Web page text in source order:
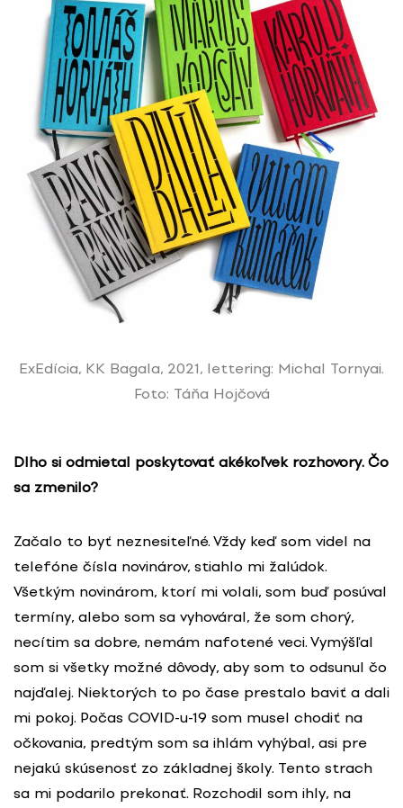
ExEdícia, KK Bagala, 2021, lettering: Michal Tornyai.
Foto: Táňa Hojčová
Dlho si odmietal poskytovať akékoľvek rozhovory. Čo
sa zmenilo?
Začalo to byť neznesiteľné. Vždy keď som videl na
telefóne čísla novinárov, stiahlo mi žalúdok.
Všetkým novinárom, ktorí mi volali, som buď posúval
termíny, alebo som sa vyhováral, že som chorý,
necítim sa dobre, nemám nafotené veci. Vymýšľal
som si všetky možné dôvody, aby som to odsunul čo
najďalej. Niektorých to po čase prestalo baviť a dali
mi pokoj. Počas COVID-u-19 som musel chodiť na
očkovania, predtým som sa ihlám vyhýbal, asi pre
nejakú skúsenosť zo základnej školy. Tento strach
sa mi podarilo prekonať. Rozchodil som ihly, na